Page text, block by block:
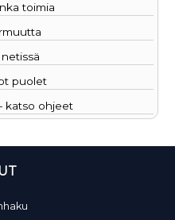
toimia
puolet
katso ohjeet